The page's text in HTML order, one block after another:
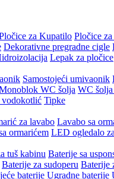
za Kupatilo Pločice
Dekorativne pregradne cigle
Lepak za pločice
Samostojeći umivaonik
WC šolja WC
Tipke
za lavabo Lavabo sa
ormarićem LED ogledalo
tuš kabinu Baterije sa
Baterije za sudoperu Baterije
baterije Ugradne baterije